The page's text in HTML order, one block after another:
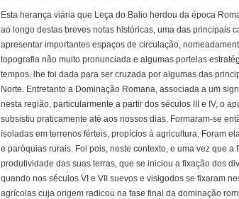
Esta herança viária que Leça do Balio herdou da época
ao longo destas breves notas históricas, uma das principais
apresentar importantes espaços de circulação,
topografia não muito pronunciada e algumas portelas
tempos, lhe foi dada para ser cruzada por algumas das
Norte. Entretanto a Dominação Romana, associada a um
nesta região, particularmente a partir dos séculos III e IV, o
subsistiu praticamente até aos nossos dias. Formaram-se
isoladas em terrenos férteis, propícios à agricultura. Foram
e paróquias rurais. Foi pois, neste contexto, e uma vez que
produtividade das suas terras, que se iniciou a fixação dos
quando nos séculos VI e VII suevos e visigodos se fixaram
agrícolas cuja origem radicou na fase final da dominação